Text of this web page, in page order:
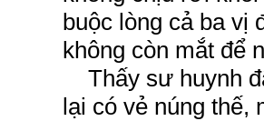
buộc lòng cả ba vị
không còn mắt để
Thấy sư huynh
lại có vẻ núng thế,